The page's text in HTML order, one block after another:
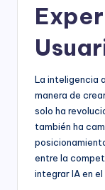
La inteligencia
manera de
solo ha
también ha
entre la
integrar IA en